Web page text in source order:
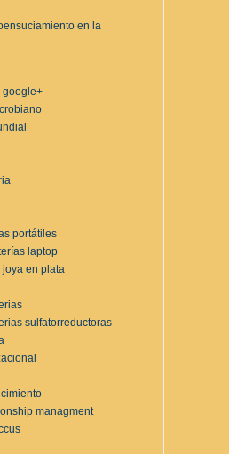
en la
google+
portátiles
laptop
en plata
sulfatorreductoras
managment